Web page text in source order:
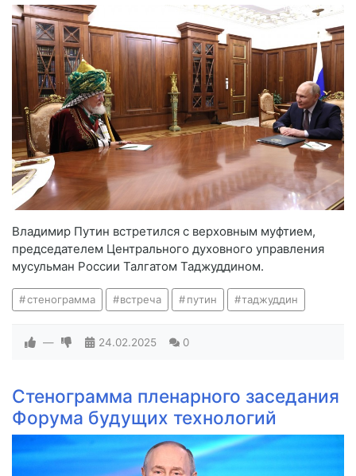
Владимир Путин встретился с верховным муфтием,
председателем Центрального духовного управления
мусульман России Талгатом Таджуддином.
стенограмма встреча путин таджуддин
— 24.02.2025 0
Стенограмма пленарного заседания
Форума будущих технологий